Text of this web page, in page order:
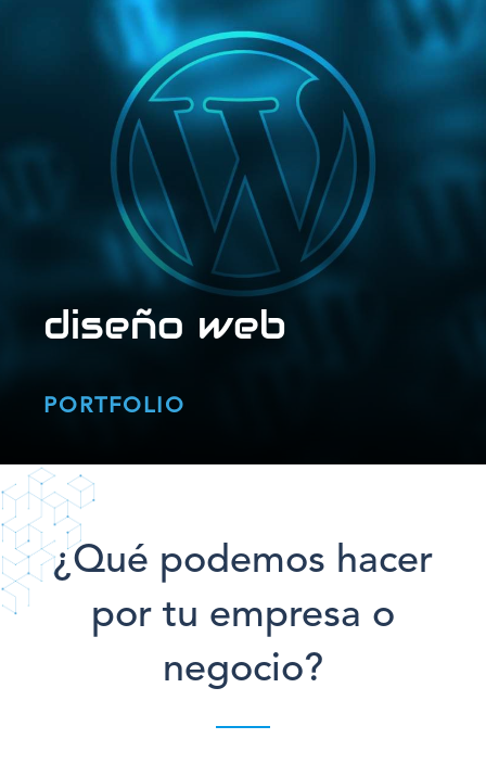
diseño web
PORTFOLIO
¿Qué podemos hacer
por tu empresa o
negocio?